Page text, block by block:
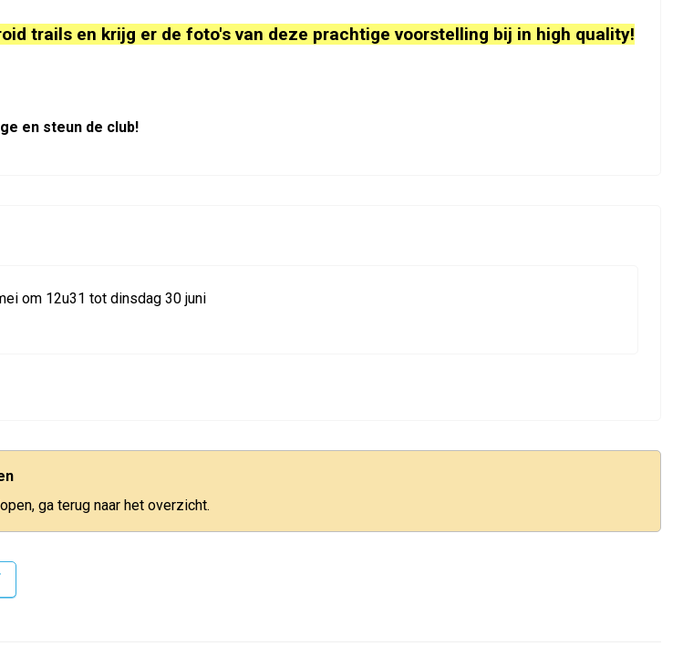
trails en krijg er de foto's van deze prachtige voorstelling bij in high quality!
en steun de club!
om 12u31 tot dinsdag 30 juni
ga terug naar het overzicht.